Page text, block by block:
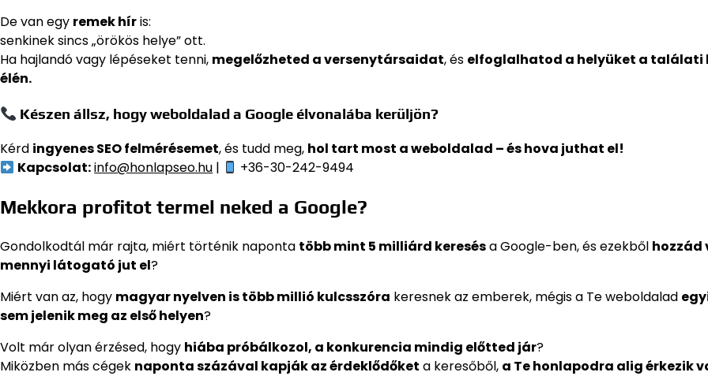
De van egy remek híris:
senkinek sincs „örökös helye” ott.
Ha hajlandó vagy lépéseket tenni, megelőzheted a versenytársaidat, és elfoglalhatod a helyüket a találati
élén.
Készen állsz, hogy weboldalad a Google élvonalába kerüljön?
Kérd ingyenes SEO felmérésemet, és tudd meg, hol tart most a weboldalad – és hova juthat el!
Kapcsolat:info@honlapseo.hu | +36-30-242-9494
Mekkora profitot termel neked a Google?
Gondolkodtál már rajta, miért történik naponta több mint 5 milliárd keresésa Google-ben, és ezekből hozzád
mennyi látogató jut el?
Miért van az, hogy magyar nyelven is több millió kulcsszóra keresnek az emberek, mégis a Te weboldalad
sem jelenik meg az első helyen?
Volt már olyan érzésed, hogy hiába próbálkozol, a konkurencia mindig előtted jár?
Miközben más cégek naponta százával kapják az érdeklődőket a keresőből, a Te honlapodra alig érkezik